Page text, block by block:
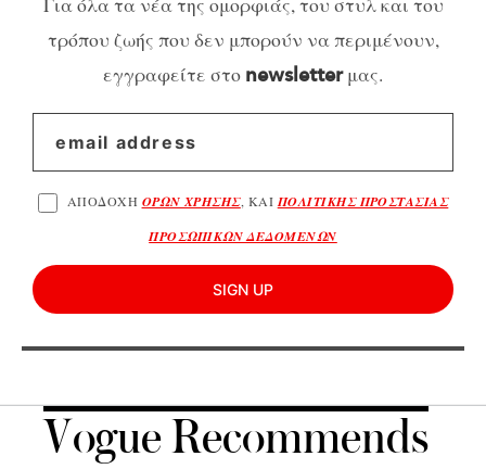
τρόπου ζωής που δεν μπορούν να περιμένουν,
εγγραφείτε στο newsletterμας.
ΑΠΟΔΟΧΗ ΟΡΩΝ ΧΡΗΣΗΣ, ΚΑΙ ΠΟΛΙΤΙΚΗΣ ΠΡΟΣΤΑΣΙΑΣ
ΠΡΟΣΩΠΙΚΩΝ ΔΕΔΟΜΕΝΩΝ
SIGN UP
Vogue Recommends